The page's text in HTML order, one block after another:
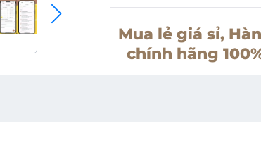
Mua lẻ giá sỉ,
chính hãng